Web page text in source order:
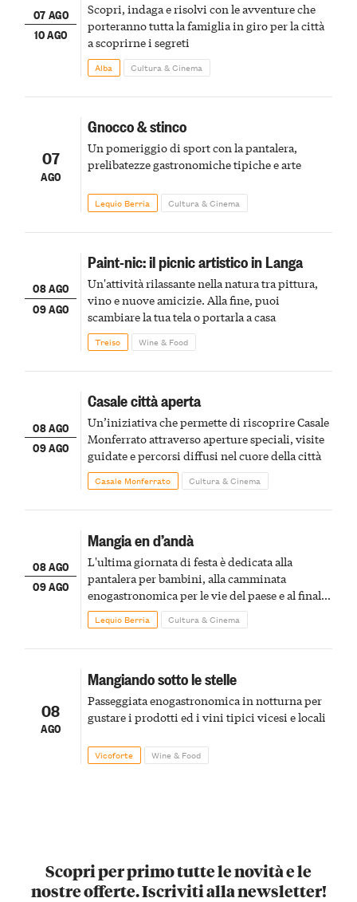
07 AGO
10 AGO
Scopri, indaga e risolvi con le avventure che
porteranno tutta la famiglia in giro per la città
a scoprirne i segreti
Alba Cultura & Cinema
07
AGO
Gnocco & stinco
Un pomeriggio di sport con la pantalera,
prelibatezze gastronomiche tipiche e arte
Lequio Berria Cultura & Cinema
08 AGO
09 AGO
Paint-nic: il picnic artistico in Langa
Un'attività rilassante nella natura tra pittura,
vino e nuove amicizie. Alla fine, puoi
scambiare la tua tela o portarla a casa
Treiso Wine & Food
08 AGO
09 AGO
Casale città aperta
Un’iniziativa che permette di riscoprire Casale
Monferrato attraverso aperture speciali, visite
guidate e percorsi diffusi nel cuore della città
Casale Monferrato Cultura & Cinema
08 AGO
09 AGO
Mangia en d’andà
L'ultima giornata di festa è dedicata alla
pantalera per bambini, alla camminata
enogastronomica per le vie del paese e al finale
pirotecnico
Lequio Berria Cultura & Cinema
08
AGO
Mangiando sotto le stelle
Passeggiata enogastronomica in notturna per
gustare i prodotti ed i vini tipici vicesi e locali
Vicoforte Wine & Food
Scopri per primo tutte le novità e le
nostre offerte. Iscriviti alla newsletter!